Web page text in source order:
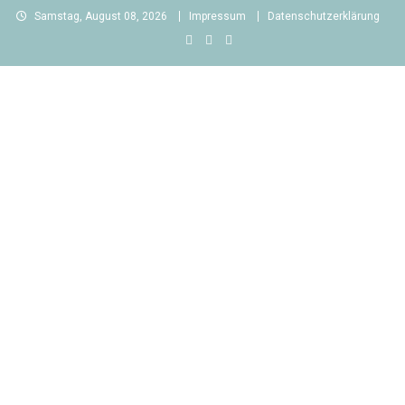
Skip
Samstag, August 08, 2026 Impressum Datenschutzerklärung